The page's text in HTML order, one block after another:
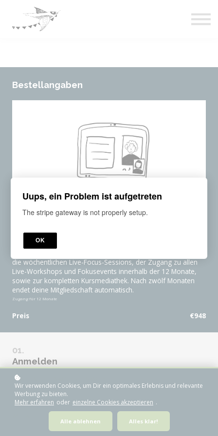
Bestellangaben
RESSOURCE
Du bekommst eine Community-Mitgliedschaft bei THE
WRITING ACADEMIC über 12 Monate. Enthalten sind die
die wöchentlichen Live-Focus-Sessions, der Zugang zu allen
Live-Workshops und Fokusevents innerhalb der 12 Monate,
sowie zur kompletten Kursmediathek. Nach zwölf Monaten
endet deine Mitgliedschaft automatisch.
Zugang für 12 Monate
Preis €948
Anmelden
DEIN BENUTZERNAME / VORNAME
WIE LAUTET DEINE E-MAIL?
Wir verwenden Cookies, um Dir ein optimales Erlebnis und relevante
Werbung zu bieten.
Mehr erfahren oder einzelne Cookies akzeptieren .
Alle ablehnen Alles klar!
Uups, ein Problem ist aufgetreten
The stripe gateway is not properly setup.
OK